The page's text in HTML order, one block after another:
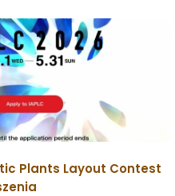
Plants Layout Contest